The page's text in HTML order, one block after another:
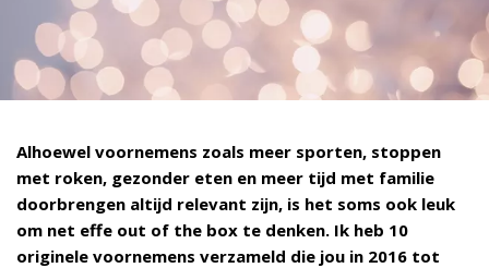
Alhoewel voornemens zoals meer sporten, stoppen
met roken, gezonder eten en meer tijd met familie
doorbrengen altijd relevant zijn, is het soms ook leuk
om net effe out of the box te denken. Ik heb 10
originele voornemens verzameld die jou in 2016 tot